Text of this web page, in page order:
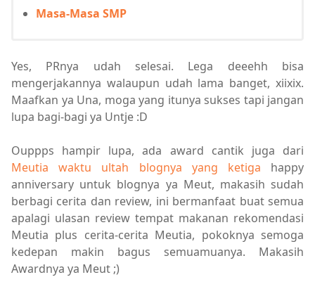
Masa-Masa SMP
Yes, PRnya udah selesai. Lega deeehh bisa
mengerjakannya walaupun udah lama banget, xiixix.
Maafkan ya Una, moga yang itunya sukses tapi jangan
lupa bagi-bagi ya Untje :D
Ouppps hampir lupa, ada award cantik juga dari
Meutia waktu ultah blognya yang ketiga happy
anniversary untuk blognya ya Meut, makasih sudah
berbagi cerita dan review, ini bermanfaat buat semua
apalagi ulasan review tempat makanan rekomendasi
Meutia plus cerita-cerita Meutia, pokoknya semoga
kedepan makin bagus semuamuanya. Makasih
Awardnya ya Meut ;)